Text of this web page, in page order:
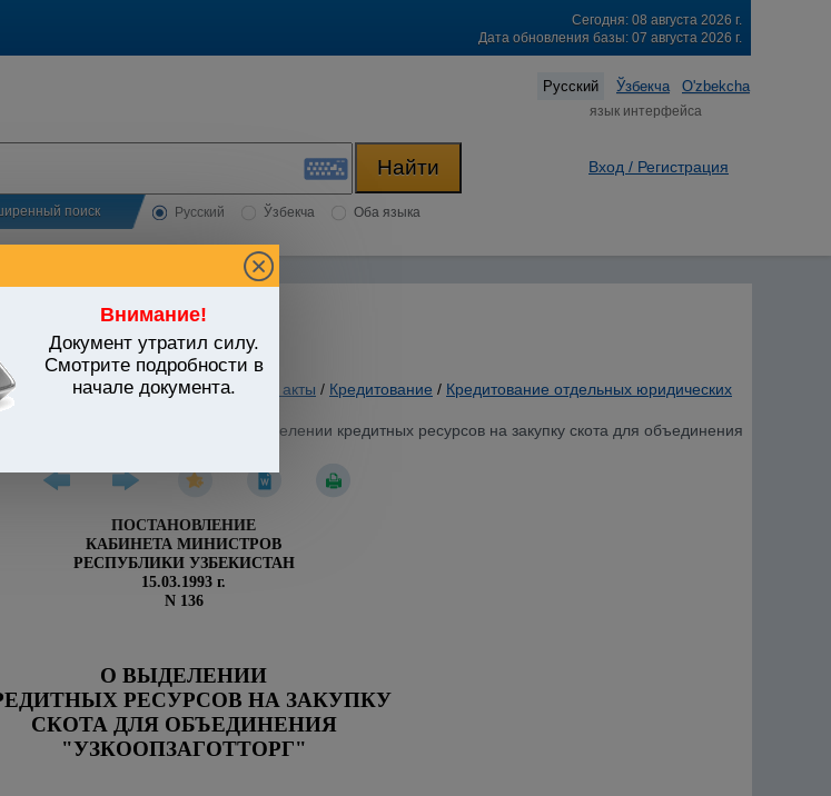
Сегодня: 08 августа 2026 г.
Дата обновления базы: 07 августа 2026 г.
Русский Ўзбекча O'zbekcha
язык интерфейса
поиск Русский Ўзбекча Оба языка
Вход / Регистрация
Внимание!
Документ утратил силу.
Смотрите подробности в
начале документа.
регулирование / Утратившие силу акты / Кредитование / Кредитование отдельных юридических
от 15.03.1993 г. N 136 "О выделении кредитных ресурсов на закупку скота для объединения
ПОСТАНОВЛЕНИЕ
КАБИНЕТА МИНИСТРОВ
РЕСПУБЛИКИ УЗБЕКИСТАН
15.03.1993 г.
N 136
О ВЫДЕЛЕНИИ
РЕСУРСОВ НА ЗАКУПКУ
СКОТА ДЛЯ ОБЪЕДИНЕНИЯ
"УЗКООПЗАГОТТОРГ"